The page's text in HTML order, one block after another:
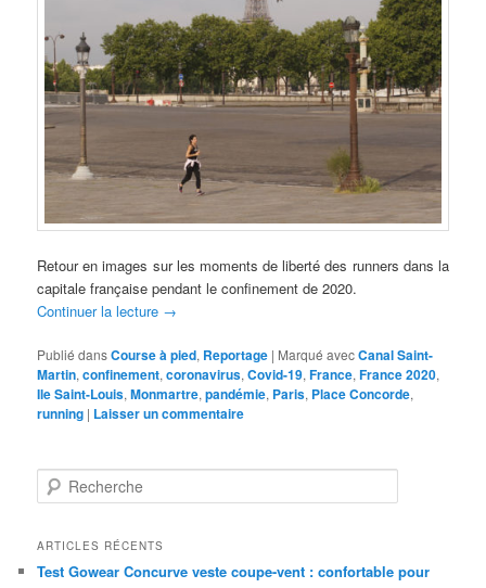
Retour en images sur les moments de liberté des runners dans la
capitale française pendant le confinement de 2020.
Continuer la lecture →
Publié dansCourse à pied, Reportage | Marqué avecCanal Saint-
Martin,confinement,coronavirus,Covid-19,France,France 2020,
Ile Saint-Louis,Monmartre,pandémie, Paris, Place Concorde,
running | Laisser un commentaire
e
h
r
ARTICLES RÉCENTS
Test Gowear Concurve veste coupe-vent : confortable pour